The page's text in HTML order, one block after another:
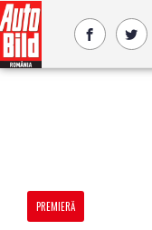
PREMIERĂ